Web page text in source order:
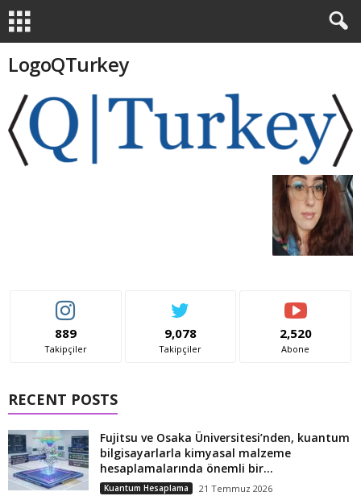
LogoQTurkey
889
Takipçiler
9,078
Takipçiler
2,520
Abone
RECENT POSTS
Fujitsu ve Osaka Üniversitesi’nden, kuantum
bilgisayarlarla kimyasal malzeme
hesaplamalarında önemli bir...
Kuantum Hesaplama 21 Temmuz 2026